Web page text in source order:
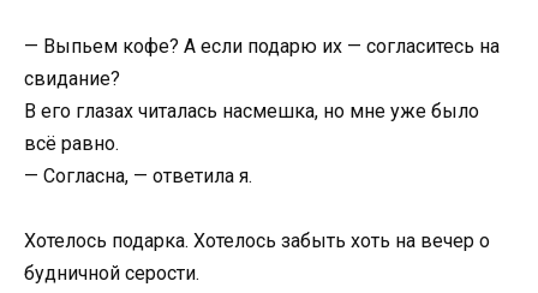
— Выпьем кофе? А если подарю их — согласитесь на
свидание?
В его глазах читалась насмешка, но мне уже было
всё равно.
— Согласна, — ответила я.
Хотелось подарка. Хотелось забыть хоть на вечер о
будничной серости.